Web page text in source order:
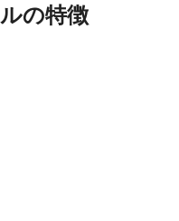
が多いのに対し、安
すことにより、素材
の特徴